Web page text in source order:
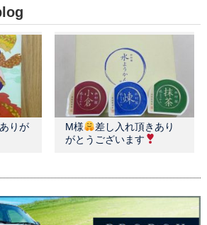
りが
M様
差し入れ頂きあり
がとうございます